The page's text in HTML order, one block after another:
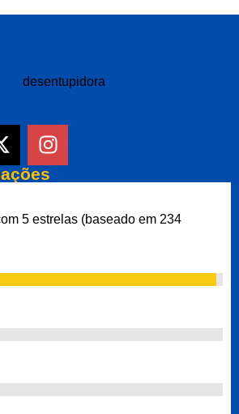
5 estrelas (baseado em 234